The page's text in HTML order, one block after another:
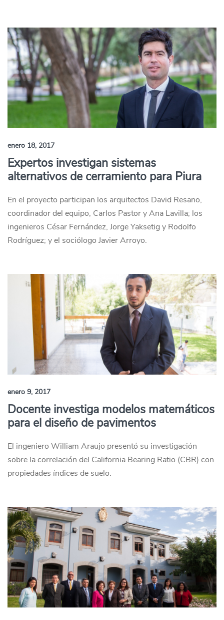
enero 18, 2017
Expertos investigan sistemas
alternativos de cerramiento para Piura
En el proyecto participan los arquitectos David Resano,
coordinador del equipo, Carlos Pastor y Ana Lavilla; los
ingenieros César Fernández, Jorge Yaksetig y Rodolfo
Rodríguez; y el sociólogo Javier Arroyo.
enero 9, 2017
Docente investiga modelos matemáticos
para el diseño de pavimentos
El ingeniero William Araujo presentó su investigación
sobre la correlación del California Bearing Ratio (CBR) con
propiedades índices de suelo.